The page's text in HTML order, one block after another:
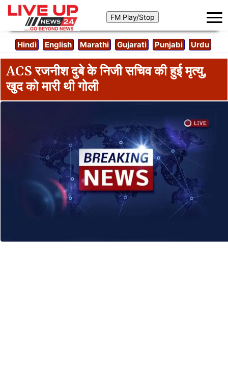
Hindi English Marathi Gujarati Punjabi Urdu
ACS रजनीश दुबे के निजी सचिव की हुई मृत्यु,
खुद को मारी थी गोली